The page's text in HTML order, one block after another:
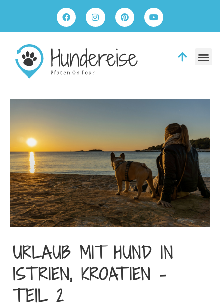
URLAUB MIT HUND IN
ISTRIEN, KROATIEN –
TEIL 2